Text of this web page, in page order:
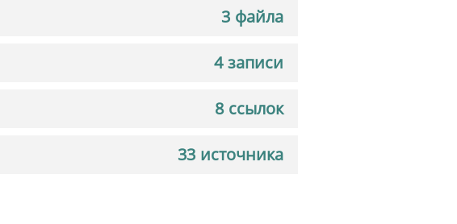
3 файла
4 записи
8 ссылок
33 источника